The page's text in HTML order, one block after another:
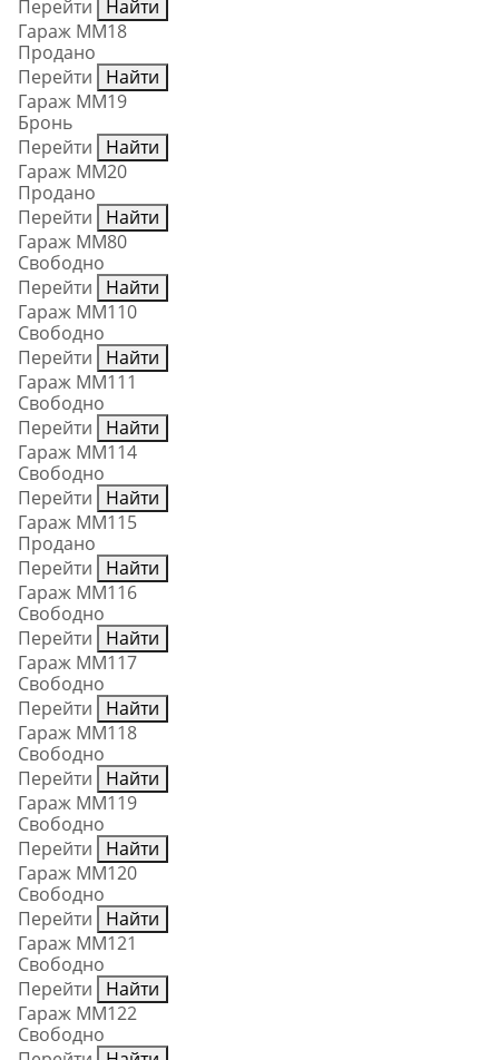
Перейти
Найти
Гараж ММ18
Продано
Перейти
Найти
Гараж ММ19
Бронь
Перейти
Найти
Гараж ММ20
Продано
Перейти
Найти
Гараж ММ80
Свободно
Перейти
Найти
Гараж ММ110
Свободно
Перейти
Найти
Гараж ММ111
Свободно
Перейти
Найти
Гараж ММ114
Свободно
Перейти
Найти
Гараж ММ115
Продано
Перейти
Найти
Гараж ММ116
Свободно
Перейти
Найти
Гараж ММ117
Свободно
Перейти
Найти
Гараж ММ118
Свободно
Перейти
Найти
Гараж ММ119
Свободно
Перейти
Найти
Гараж ММ120
Свободно
Перейти
Найти
Гараж ММ121
Свободно
Перейти
Найти
Гараж ММ122
Свободно